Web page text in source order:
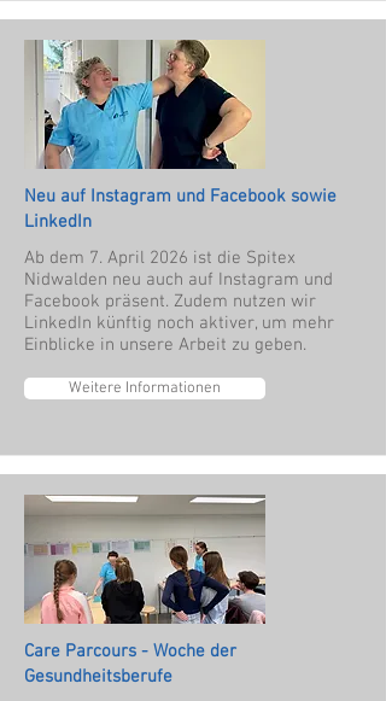
Neu auf Instagram und Facebook sowie
LinkedIn
Ab dem 7. April 2026 ist die Spitex
Nidwalden neu auch auf Instagram und
Facebook präsent. Zudem nutzen wir
LinkedIn künftig noch aktiver, um mehr
Einblicke in unsere Arbeit zu geben.
Weitere Informationen
Care Parcours - Woche der
Gesundheitsberufe